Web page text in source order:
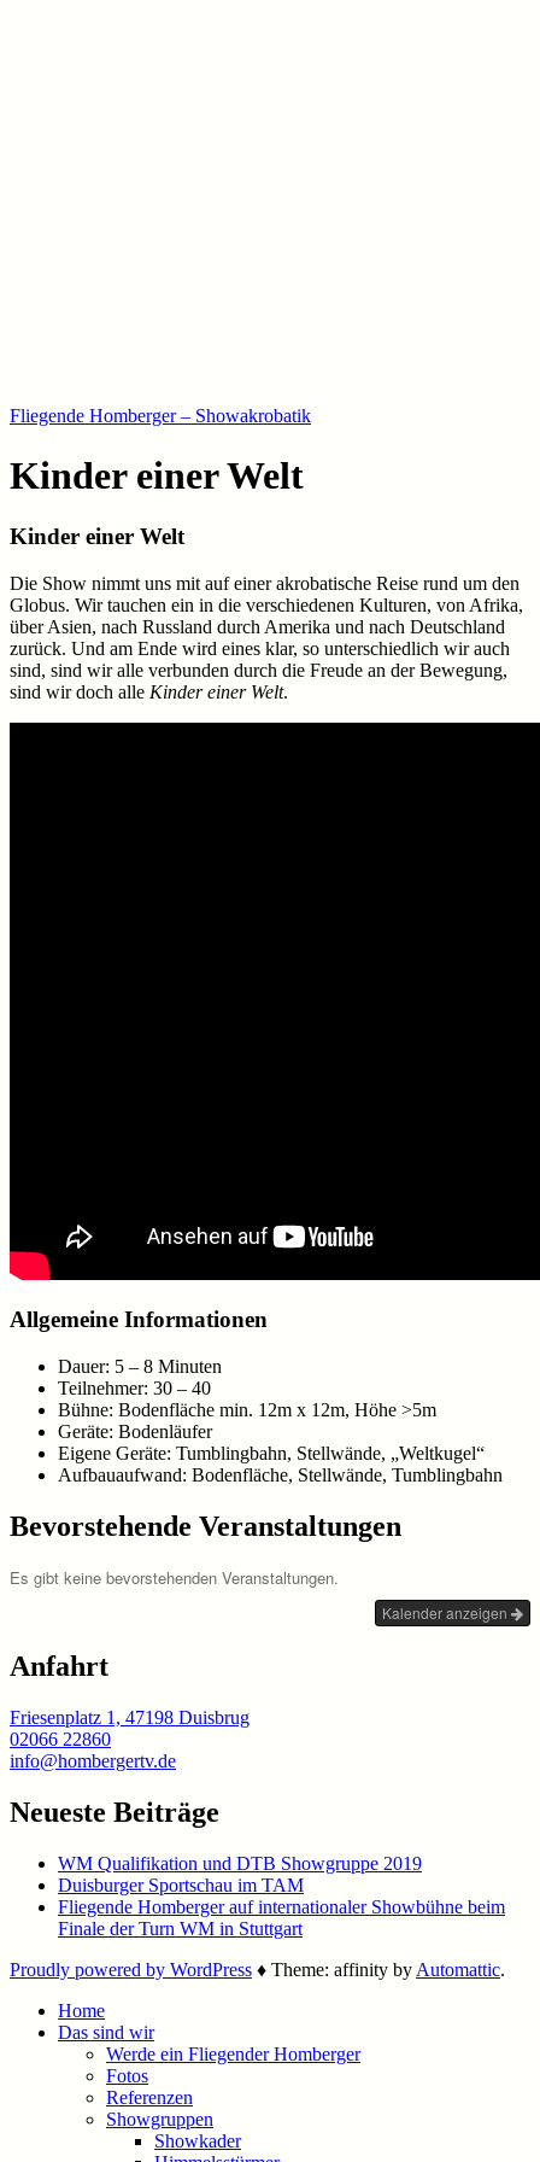
Fliegende Homberger – Showakrobatik
Kinder einer Welt
Kinder einer Welt
Die Show nimmt uns mit auf einer akrobatische Reise rund um den
Globus. Wir tauchen ein in die verschiedenen Kulturen, von Afrika,
über Asien, nach Russland durch Amerika und nach Deutschland
zurück. Und am Ende wird eines klar, so unterschiedlich wir auch
sind, sind wir alle verbunden durch die Freude an der Bewegung,
sind wir doch alle Kinder einer Welt.
Allgemeine Informationen
Dauer: 5 – 8 Minuten
Teilnehmer: 30 – 40
Bühne: Bodenfläche min. 12m x 12m, Höhe >5m
Geräte: Bodenläufer
Eigene Geräte: Tumblingbahn, Stellwände, „Weltkugel“
Aufbauaufwand: Bodenfläche, Stellwände, Tumblingbahn
Bevorstehende Veranstaltungen
Es gibt keine bevorstehenden Veranstaltungen.
Kalender anzeigen
Anfahrt
Friesenplatz 1, 47198 Duisbrug
02066 22860
info@hombergertv.de
Neueste Beiträge
WM Qualifikation und DTB Showgruppe 2019
Duisburger Sportschau im TAM
Fliegende Homberger auf internationaler Showbühne beim
Finale der Turn WM in Stuttgart
Proudly powered by WordPress ♦ Theme: affinity by Automattic.
Home
Das sind wir
Werde ein Fliegender Homberger
Fotos
Referenzen
Showgruppen
Showkader